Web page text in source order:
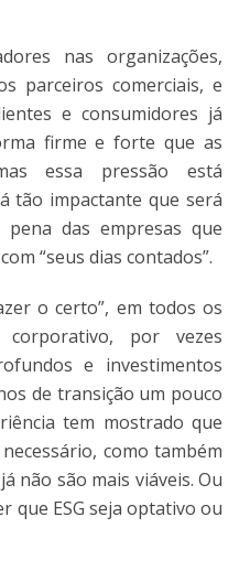
nas organizações,
parceiros comerciais, e
e consumidores já
firme e forte que as
essa pressão está
tão impactante que será
das empresas que
“seus dias contados”.
o certo”, em todos os
por vezes
e investimentos
de transição um pouco
tem mostrado que
como também
não são mais viáveis. Ou
que ESG seja optativo ou